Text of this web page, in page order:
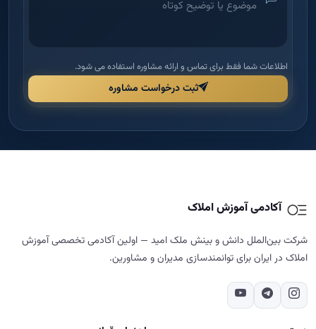
اطلاعات شما فقط برای تماس و ارائه مشاوره استفاده می شود.
ثبت درخواست مشاوره
آکادمی آموزش املاک
شرکت بین‌الملل دانش و بینش ملک امید — اولین آکادمی تخصصی آموزش
املاک در ایران برای توانمندسازی مدیران و مشاورین.